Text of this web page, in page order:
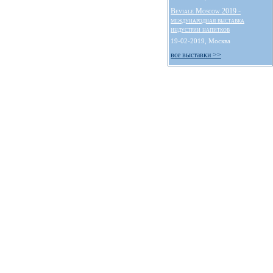
Beviale Moscow 2019 -
международная выставка
индустрии напитков
19-02-2019, Москва
все выставки >>